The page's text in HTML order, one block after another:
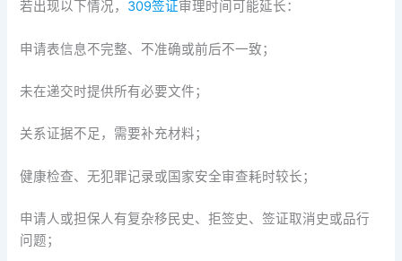
若出现以下情况， 309签证审理时间可能延长：
申请表信息不完整、不准确或前后不一致；
未在递交时提供所有必要文件；
关系证据不足，需要补充材料；
健康检查、无犯罪记录或国家安全审查耗时较长；
申请人或担保人有复杂移民史、拒签史、签证取消史或品行
问题；